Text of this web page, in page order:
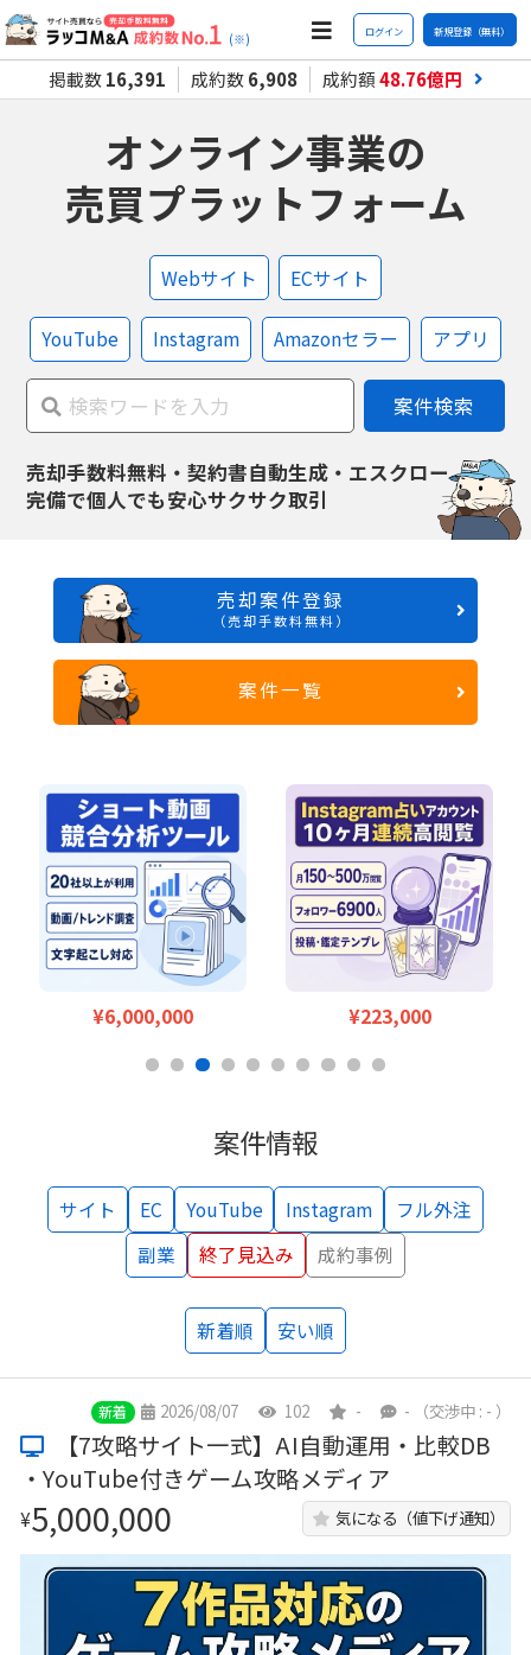
(※) ログイン 新規登録（無料）
掲載数16,391 成約数6,908 成約額48.76億円
オンライン事業の
売買プラットフォーム
Webサイト ECサイト
YouTube Instagram Amazonセラー アプリ
案件検索
売却手数料無料・契約書自動生成・エスクロー
完備で個人でも安心サクサク取引
売却案件登録
（売却手数料無料）
案件一覧
¥223,000 ¥1,600,000
案件情報
サイト EC YouTube Instagram
フル外注
副業
終了見込み 成約事例
新着順 安い順
新着 2026/08/07 102 - - （交渉中 : - ）
【7攻略サイト一式】AI自動運用・比較DB
・YouTube付きゲーム攻略メディア
¥5,000,000 気になる（値下げ通知）